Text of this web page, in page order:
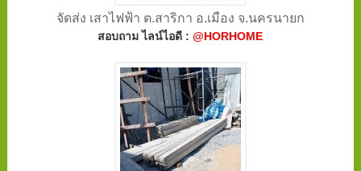
จัดส่ง เสาไฟฟ้า ต.สาริกา อ.เมือง จ.นครนายก
สอบถาม ไลน์ไอดี :@HORHOME